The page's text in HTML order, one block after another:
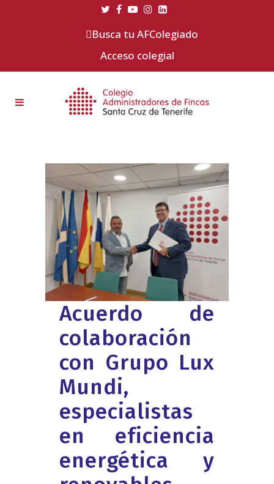
Busca tu AFColegiado
Acceso colegial
Acuerdo de
colaboración
con Grupo Lux
Mundi,
especialistas
en eficiencia
energética y